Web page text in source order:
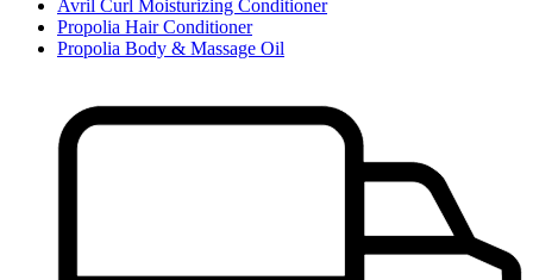
Avril Curl Moisturizing Conditioner
Propolia Hair Conditioner
Propolia Body & Massage Oil